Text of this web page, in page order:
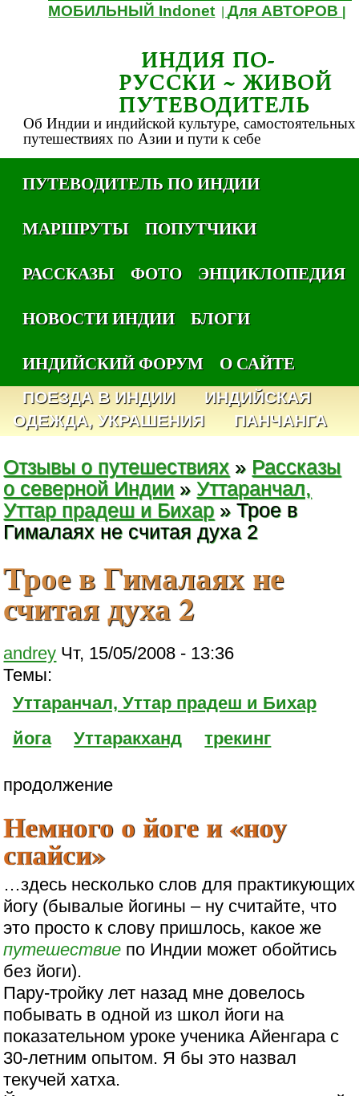
МОБИЛЬНЫЙ Indonet |Для АВТОРОВ
ИНДИЯ ПО-
РУССКИ ~ ЖИВОЙ
ПУТЕВОДИТЕЛЬ
Об Индии и индийской культуре, самостоятельных
путешествиях по Азии и пути к себе
ПУТЕВОДИТЕЛЬ ПО ИНДИИ
МАРШРУТЫ
ПОПУТЧИКИ
РАССКАЗЫ
ФОТО
ЭНЦИКЛОПЕДИЯ
НОВОСТИ ИНДИИ
БЛОГИ
ИНДИЙСКИЙ ФОРУМ
О САЙТЕ
ПОЕЗДА В ИНДИИ
ИНДИЙСКАЯ
ОДЕЖДА, УКРАШЕНИЯ
ПАНЧАНГА
Отзывы о путешествиях » Рассказы
о северной Индии » Уттаранчал,
Уттар прадеш и Бихар » Трое в
Гималаях не считая духа 2
Трое в Гималаях не
считая духа 2
andrey Чт, 15/05/2008 - 13:36
Темы:
Уттаранчал, Уттар прадеш и Бихар
йога
Уттаракханд трекинг
продолжение
Немного о йоге и «ноу
спайси»
…здесь несколько слов для практикующих
йогу (бывалые йогины – ну считайте, что
это просто к слову пришлось, какое же
путешествие по Индии может обойтись
без йоги).
Пару-тройку лет назад мне довелось
побывать в одной из школ йоги на
показательном уроке ученика Айенгара с
30-летним опытом. Я бы это назвал
текучей хатха.